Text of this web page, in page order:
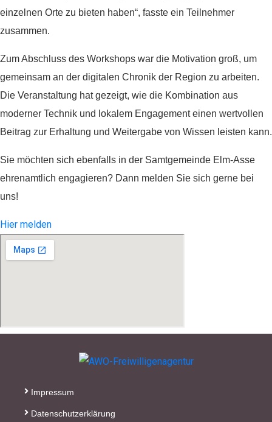
einzelnen Orte zu bieten haben“, fasste ein Teilnehmer
zusammen.
Zum Abschluss des Workshops war die Motivation groß, um
gemeinsam an der digitalen Chronik der Region zu arbeiten.
Die Veranstaltung hat gezeigt, wie die Kombination aus
moderner Technik und lokalem Engagement einen wertvollen
Beitrag zur Erhaltung und Weitergabe von Wissen leisten kann.
Sie möchten sich ebenfalls in der Samtgemeinde Elm-Asse
ehrenamtlich engagieren? Dann melden Sie sich gerne bei
uns!
Hier melden
Impressum
Datenschutzerklärung
Spenden
Inhaber: AWO-
IBAN: DE90 2505 0000